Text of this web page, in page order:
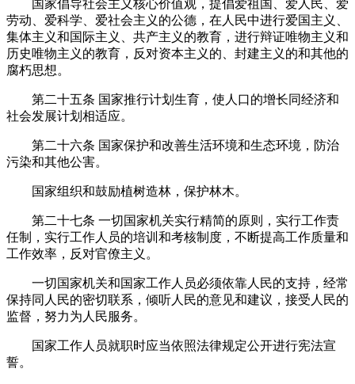
国家倡导社会主义核心价值观，提倡爱祖国、爱人民、爱
劳动、爱科学、爱社会主义的公德，在人民中进行爱国主义、
集体主义和国际主义、共产主义的教育，进行辩证唯物主义和
历史唯物主义的教育，反对资本主义的、封建主义的和其他的
腐朽思想。
第二十五条 国家推行计划生育，使人口的增长同经济和
社会发展计划相适应。
第二十六条 国家保护和改善生活环境和生态环境，防治
污染和其他公害。
国家组织和鼓励植树造林，保护林木。
第二十七条 一切国家机关实行精简的原则，实行工作责
任制，实行工作人员的培训和考核制度，不断提高工作质量和
工作效率，反对官僚主义。
一切国家机关和国家工作人员必须依靠人民的支持，经常
保持同人民的密切联系，倾听人民的意见和建议，接受人民的
监督，努力为人民服务。
国家工作人员就职时应当依照法律规定公开进行宪法宣
誓。